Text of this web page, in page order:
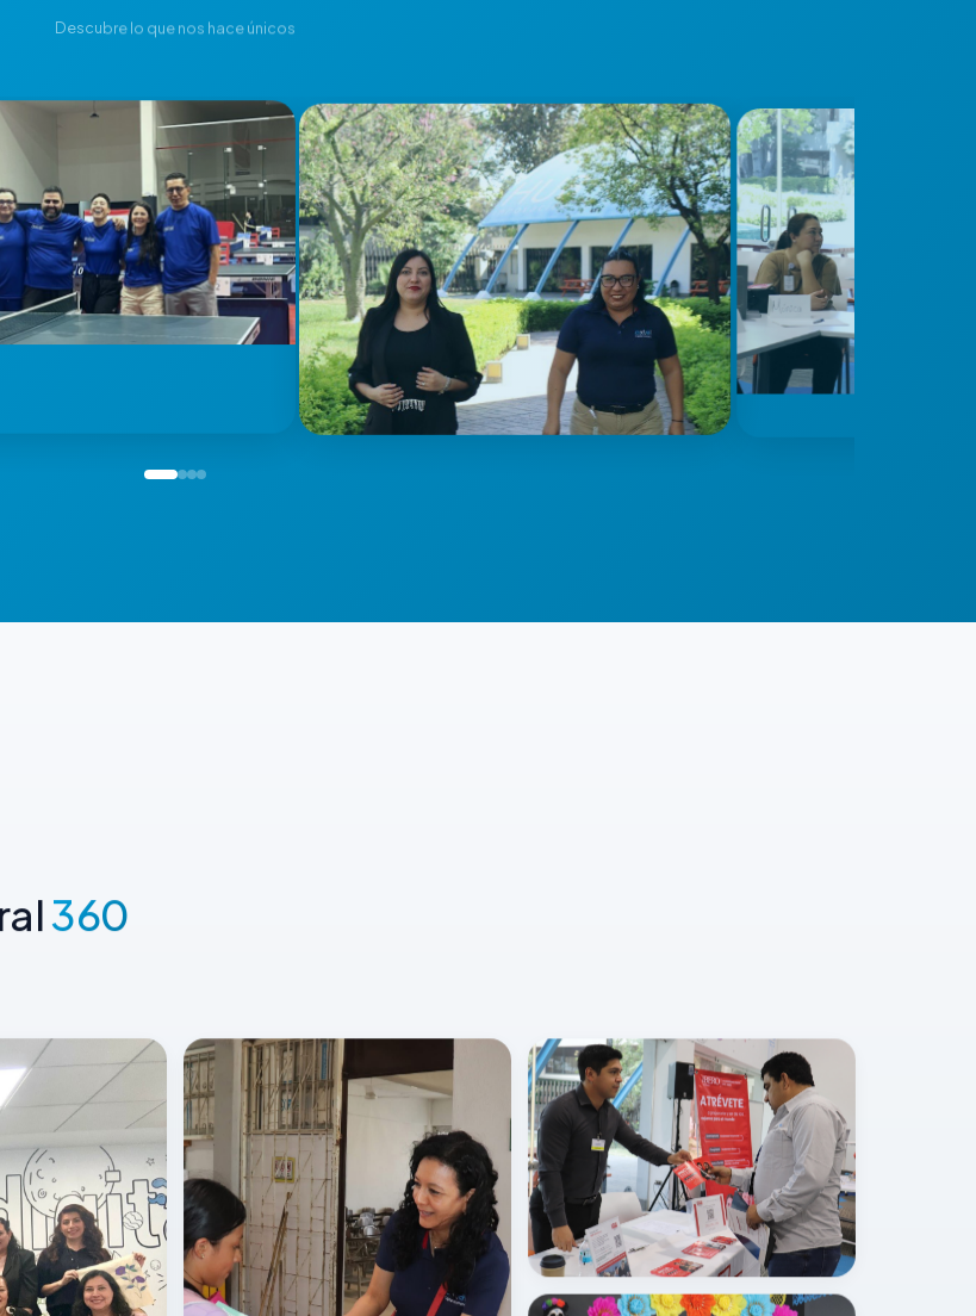
Descubre lo que nos hace únicos
Crecimiento profesional
Cultura de innovación
Creatividad y pensamiento disruptivo.
360